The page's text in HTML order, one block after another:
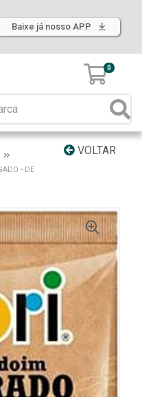
Baixe já nosso APP
0
VOLTAR
- DE